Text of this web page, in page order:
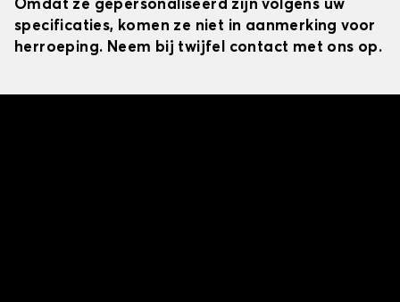
Omdat ze gepersonaliseerd zijn volgens uw
specificaties, komen ze niet in aanmerking voor
herroeping. Neem bij twijfel contact met ons op.